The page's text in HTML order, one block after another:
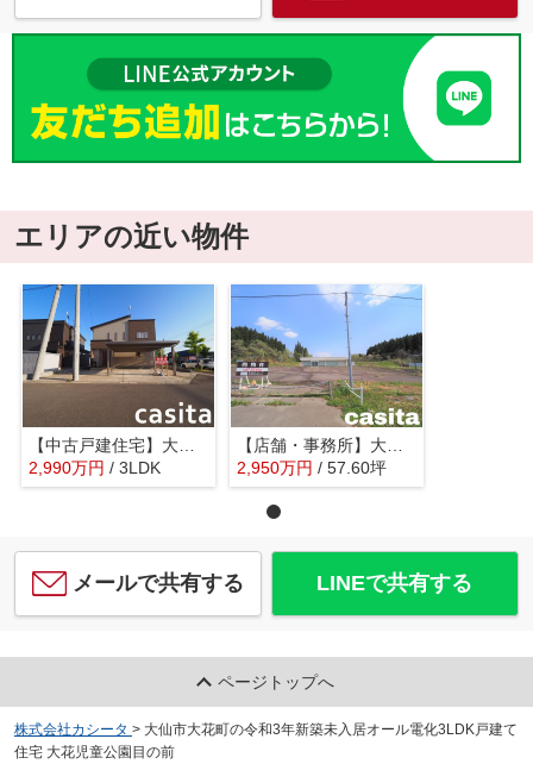
エリアの近い物件
【中古戸建住宅】大仙市大曲田町 令和4年新築 大曲小学校区の3LDK戸建住宅カーポート・物置あり
2,990万円 / 3LDK
【店舗・事務所】大仙市内小友 大曲IC近くの旧ファミリーマート店舗 土地、建物 現状渡し
2,950万円 / 57.60坪
メールで共有する LINEで共有する
ページトップへ
株式会社カシータ > 大仙市大花町の令和3年新築未入居オール電化3LDK戸建て
住宅 大花児童公園目の前